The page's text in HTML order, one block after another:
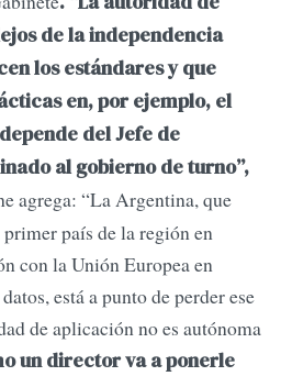
de la independencia
los estándares y que
en, por ejemplo, el
del Jefe de
al gobierno de turno”,
agrega: “La Argentina, que
país de la región en
con la Unión Europea en
está a punto de perder ese
de aplicación no es autónoma
un director va a ponerle